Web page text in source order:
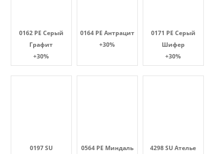
0162 PE Серый
Графит
+30%
0164 PE Антрацит
+30%
0171 PE Серый
Шифер
+30%
0197 SU
0564 PE Миндаль
4298 SU Ателье